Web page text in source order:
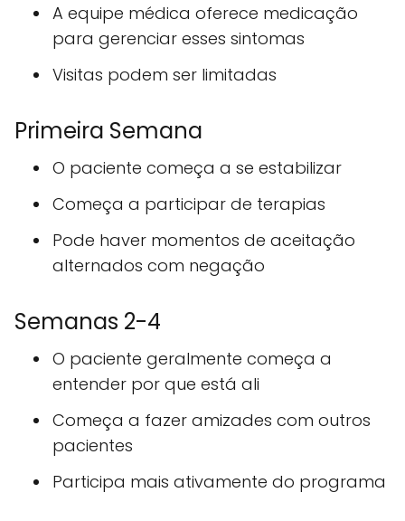
A equipe médica oferece medicação
para gerenciar esses sintomas
Visitas podem ser limitadas
Primeira Semana
O paciente começa a se estabilizar
Começa a participar de terapias
Pode haver momentos de aceitação
alternados com negação
Semanas 2-4
O paciente geralmente começa a
entender por que está ali
Começa a fazer amizades com outros
pacientes
Participa mais ativamente do programa